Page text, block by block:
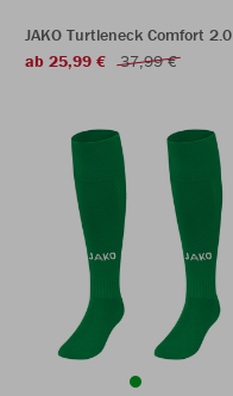
JAKO Turtleneck Comfort 2.0
ab 25,99 €
37,99 €